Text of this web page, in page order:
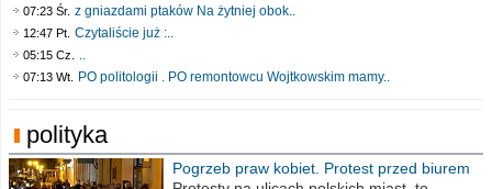
07:23 Śr. z gniazdami ptaków Na żytniej obok..
12:47 Pt. Czytaliście już :..
05:15 Cz. ..
07:13 Wt. PO politologii . PO remontowcu Wojtkowskim mamy..
polityka
Pogrzeb praw kobiet. Protest przed biurem